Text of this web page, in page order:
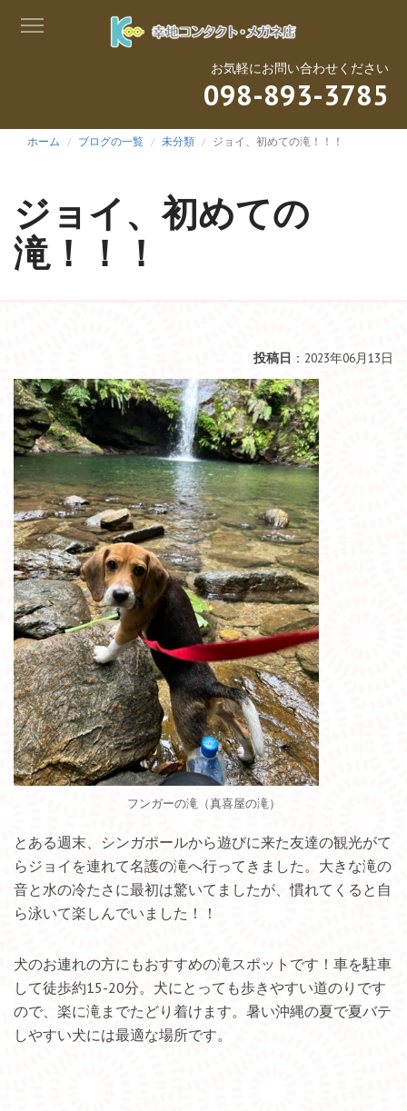
お気軽にお問い合わせください
098-893-3785
ホーム ブログの一覧 未分類 ジョイ、初めての滝！！！
ジョイ、初めての
滝！！！
投稿日 ：2023年06月13日
フンガーの滝（真喜屋の滝）
とある週末、シンガポールから遊びに来た友達の観光がて
らジョイを連れて名護の滝へ行ってきました。大きな滝の
音と水の冷たさに最初は驚いてましたが、慣れてくると自
ら泳いて楽しんでいました！！
犬のお連れの方にもおすすめの滝スポットです！車を駐車
して徒歩約15-20分。犬にとっても歩きやすい道のりです
ので、楽に滝までたどり着けます。暑い沖縄の夏で夏バテ
しやすい犬には最適な場所です。